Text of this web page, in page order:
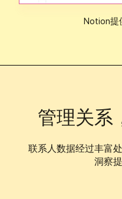
Notion提
管理关系
联系人数据经过丰富
洞察